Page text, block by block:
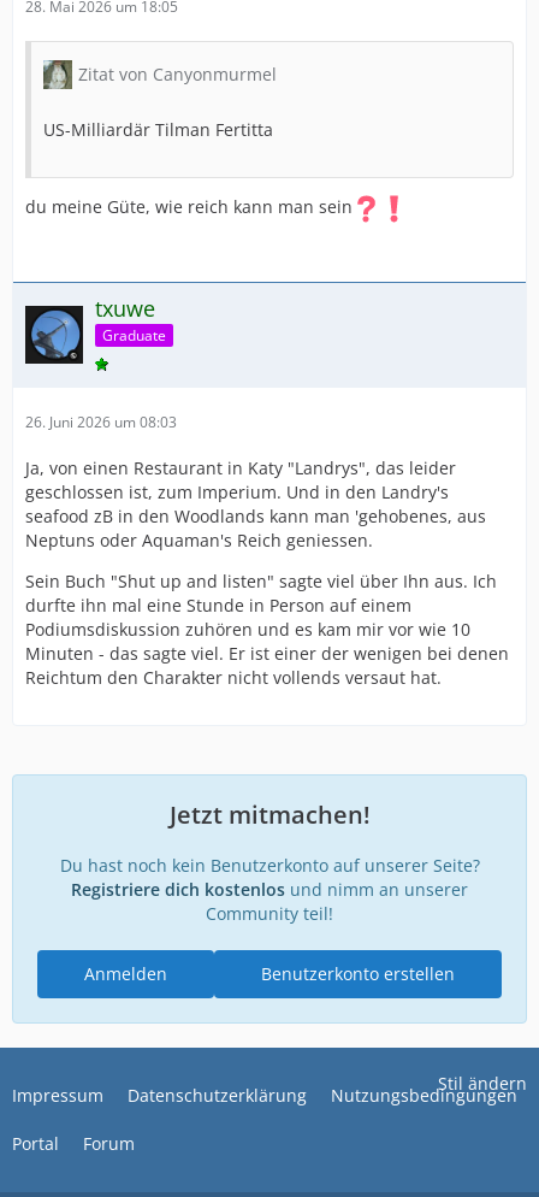
28. Mai 2026 um 18:05
Zitat von Canyonmurmel
US-Milliardär Tilman Fertitta
du meine Güte, wie reich kann man sein
txuwe
Graduate
26. Juni 2026 um 08:03
Ja, von einen Restaurant in Katy "Landrys", das leider
geschlossen ist, zum Imperium. Und in den Landry's
seafood zB in den Woodlands kann man 'gehobenes, aus
Neptuns oder Aquaman's Reich geniessen.
Sein Buch "Shut up and listen" sagte viel über Ihn aus. Ich
durfte ihn mal eine Stunde in Person auf einem
Podiumsdiskussion zuhören und es kam mir vor wie 10
Minuten - das sagte viel. Er ist einer der wenigen bei denen
Reichtum den Charakter nicht vollends versaut hat.
Jetzt mitmachen!
Du hast noch kein Benutzerkonto auf unserer Seite?
Registriere dich kostenlos und nimm an unserer
Community teil!
Benutzerkonto erstellen
Anmelden
Stil ändern
Impressum Datenschutzerklärung Nutzungsbedingungen
Portal Forum